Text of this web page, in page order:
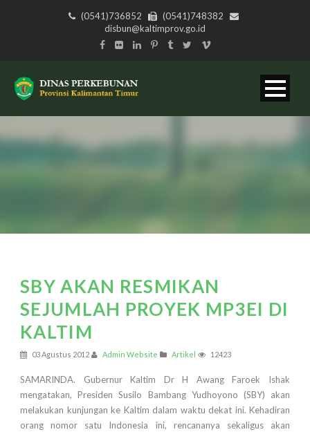
(0541)736852
(0541)748382
disbun@kaltimprov.go.id
SBY AKAN RESMIKAN
SEJUMLAH PROYEK MP3EI DI
KALTIM
03 Agustus 2012 Admin Website Artikel 12423
SAMARINDA. Gubernur Kaltim Dr H Awang Faroek Ishak
mengatakan, Presiden Susilo Bambang Yudhoyono (SBY) akan
melakukan kunjungan ke Kaltim dalam waktu dekat ini. Kehadiran
orang nomor satu Indonesia ini, rencananya sekaligus akan